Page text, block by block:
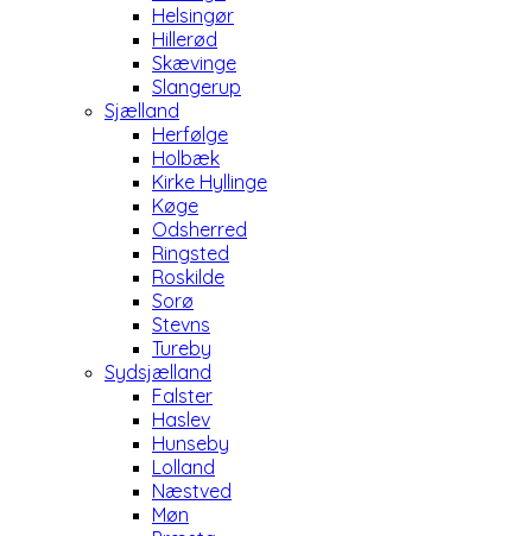
Helsingør
Hillerød
Skævinge
Slangerup
Sjælland
Herfølge
Holbæk
Kirke Hyllinge
Køge
Odsherred
Ringsted
Roskilde
Sorø
Stevns
Tureby
Sydsjælland
Falster
Haslev
Hunseby
Lolland
Næstved
Møn